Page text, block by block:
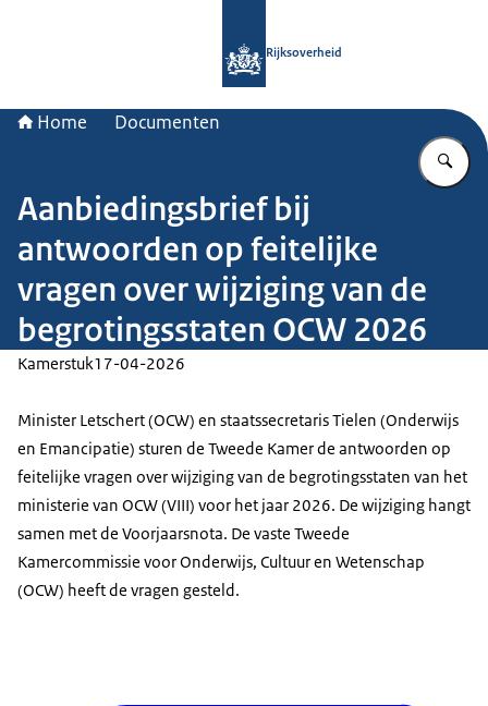
Rijksoverheid
Home Documenten
Aanbiedingsbrief bij
antwoorden op feitelijke
vragen over wijziging van de
begrotingsstaten OCW 2026
Kamerstuk17-04-2026
Minister Letschert (OCW) en staatssecretaris Tielen (Onderwijs
en Emancipatie) sturen de Tweede Kamer de antwoorden op
feitelijke vragen over wijziging van de begrotingsstaten van het
ministerie van OCW (VIII) voor het jaar 2026. De wijziging hangt
samen met de Voorjaarsnota. De vaste Tweede
Kamercommissie voor Onderwijs, Cultuur en Wetenschap
(OCW) heeft de vragen gesteld.